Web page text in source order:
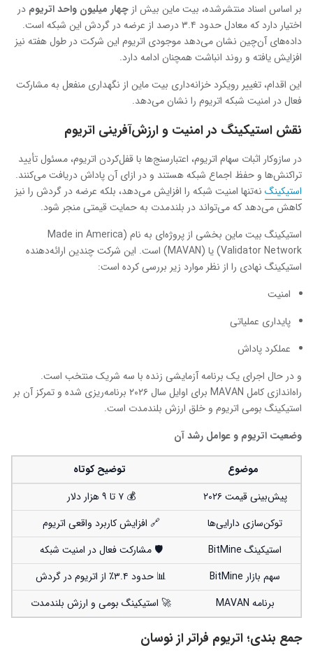
بر اساس اسناد منتشرشده، بیت ماین بیش از چهار میلیون واحد اتریوم در
اختیار دارد که معادل حدود ۳.۴ درصد از عرضه در گردش این شبکه است.
داده‌های آن‌چین نشان می‌دهد موجودی اتریوم این شرکت در طول هفته نیز
افزایش یافته و روند انباشت همچنان ادامه دارد.
این اقدام، تغییر رویکرد خزانه‌داری بیت ماین از نگهداری منفعل به مشارکت
فعال در امنیت شبکه اتریوم را نشان می‌دهد.
نقش استیکینگ در امنیت و ارزش‌آفرینی اتریوم
در سازوکار اثبات سهام اتریوم، اعتبارسنج‌ها با قفل‌کردن اتریوم، مسئول تأیید
تراکنش‌ها و حفظ اجماع شبکه هستند و در ازای آن پاداش دریافت می‌کنند.
استیکینگ نه‌تنها امنیت شبکه را افزایش می‌دهد، بلکه عرضه در گردش را نیز
کاهش می‌دهد که می‌تواند در بلندمدت به حمایت قیمتی منجر شود.
استیکینگ بیت ماین بخشی از پروژه‌ای به نام (Made in America
Validator Network) یا (MAVAN) است. این شرکت چندین ارائه‌دهنده
استیکینگ نهادی را از نظر موارد زیر بررسی کرده است:
امنیت
پایداری عملیاتی
عملکرد پاداش
و در حال اجرای یک برنامه آزمایشی زنده با سه شریک منتخب است.
راه‌اندازی کامل MAVAN برای اوایل سال ۲۰۲۶ برنامه‌ریزی شده و تمرکز آن بر
استیکینگ بومی اتریوم و خلق ارزش بلندمدت است.
وضعیت اتریوم و عوامل رشد آن
موضوع
توضیح کوتاه
پیش‌بینی قیمت ۲۰۲۶
💰 ۷ تا ۹ هزار دلار
توکن‌سازی دارایی‌ها
🔗 افزایش کاربرد واقعی اتریوم
استیکینگ BitMine
🛡️ مشارکت فعال در امنیت شبکه
سهم بازار BitMine
📊 حدود ۳.۴٪ از اتریوم در گردش
برنامه MAVAN
🚀 استیکینگ بومی و ارزش بلندمدت
جمع‌ بندی؛ اتریوم فراتر از نوسان